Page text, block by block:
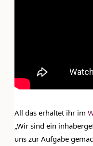
All das erhaltet ihr im
„Wir sind ein
uns zur Aufgabe